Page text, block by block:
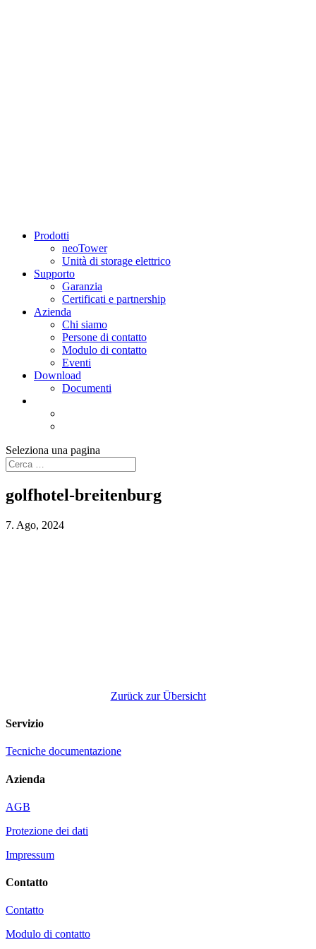
Prodotti
neoTower
Unità di storage elettrico
Supporto
Garanzia
Certificati e partnership
Azienda
Chi siamo
Persone di contatto
Modulo di contatto
Eventi
Download
Documenti
Seleziona una pagina
golfhotel-breitenburg
7. Ago, 2024
Zurück zur Übersicht
Servizio
Tecniche documentazione
Azienda
AGB
Protezione dei dati
Impressum
Contatto
Contatto
Modulo di contatto